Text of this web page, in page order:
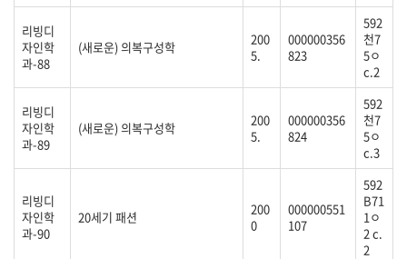
리빙디
자인학
과-88
(새로운) 의복구성학
200
5.
000000356
823
592
천7
5ㅇ
c.2
리빙디
자인학
과-89
(새로운) 의복구성학
200
5.
000000356
824
592
천7
5ㅇ
c.3
리빙디
자인학
과-90
20세기 패션
200
0
000000551
107
592
B71
1ㅇ
2 c.
2